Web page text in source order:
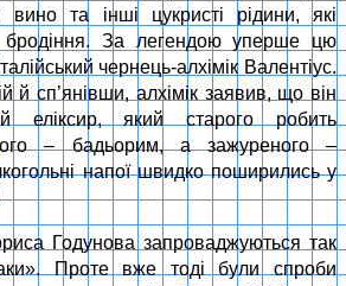
вино та iншi цукристi рiдини, якi
бродiння. За легендою уперше цю
чернець-алхiмiк Валентiус.
й сп’янівши, алхiмік заявив, що вiн
елiксир, який старого робить
– бадьорим, а зажуреного –
напої швидко поширились у
Годунова запроваджуються так
Проте вже тодi були спроби